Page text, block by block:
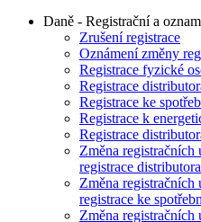
Daně - Registrační a
Zrušení registrace
Oznámení změny
Registrace fyzické
Registrace
Registrace ke
Registrace k
Registrace
Změna
registrace
Změna registračních
registrace ke
Změna registračních